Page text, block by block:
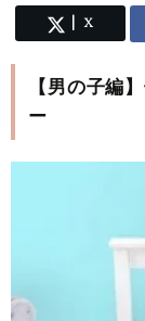
X
【男の子編
ー